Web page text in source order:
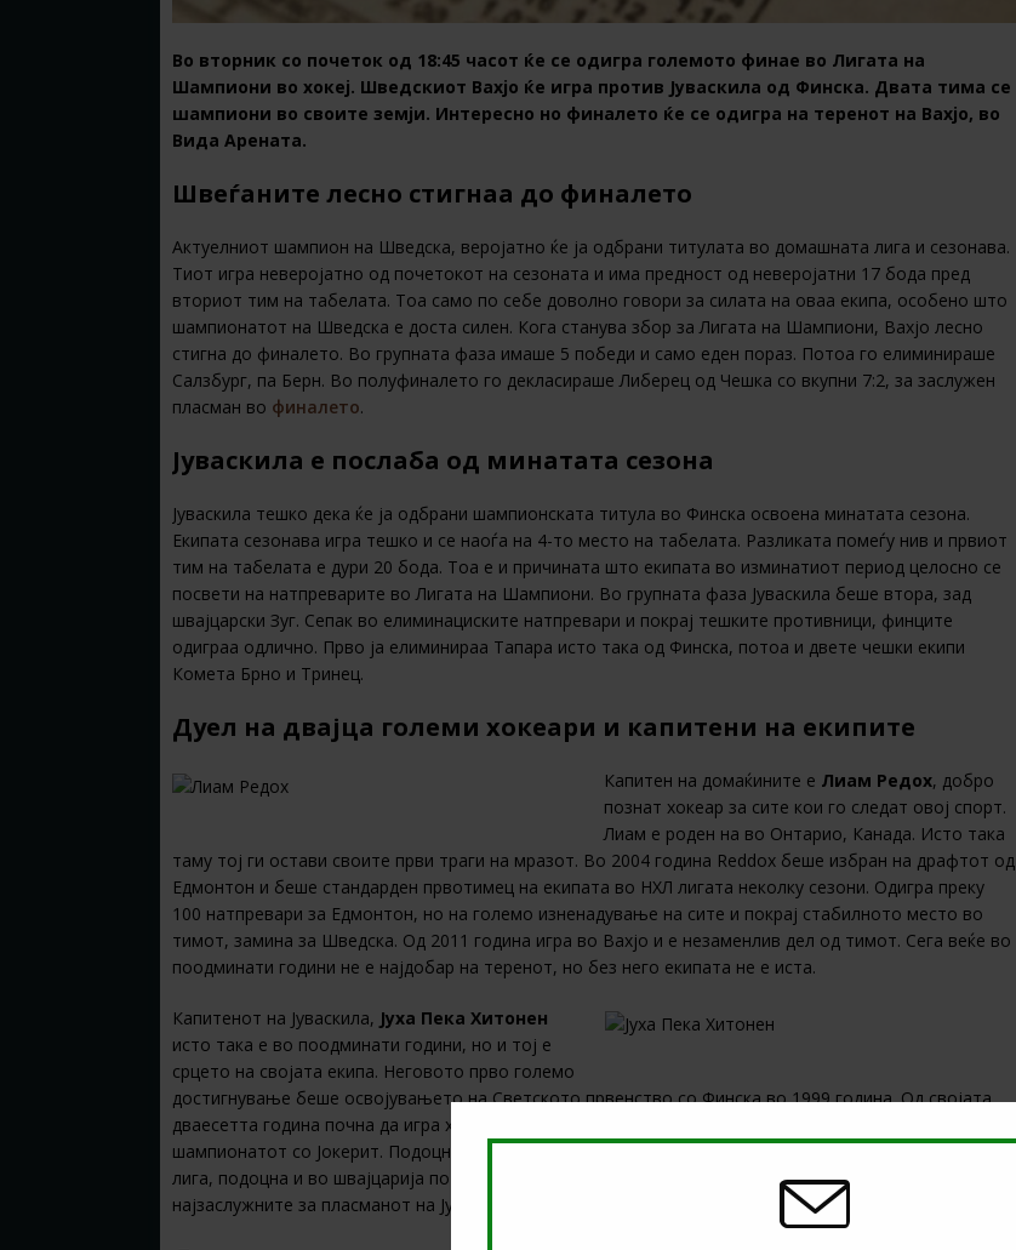
Во вторник со почеток од 18:45 часот ќе се одигра големото финае во Лигата на
Шампиони во хокеј. Шведскиот Вахјо ќе игра против Јуваскила од Финска. Двата тима се
шампиони во своите земји. Интересно но финалето ќе се одигра на теренот на Вахјо, во
Вида Арената.
Швеѓаните лесно стигнаа до финалето
Актуелниот шампион на Шведска, веројатно ќе ја одбрани титулата во домашната лига и сезонава.
Тиот игра неверојатно од почетокот на сезоната и има предност од неверојатни 17 бода пред
вториот тим на табелата. Тоа само по себе доволно говори за силата на оваа екипа, особено што
шампионатот на Шведска е доста силен. Кога станува збор за Лигата на Шампиони, Вахјо лесно
стигна до финалето. Во групната фаза имаше 5 победи и само еден пораз. Потоа го елиминираше
Салзбург, па Берн. Во полуфиналето го декласираше Либерец од Чешка со вкупни 7:2, за заслужен
пласман во финалето.
Јуваскила е послаба од минатата сезона
Јуваскила тешко дека ќе ја одбрани шампионската титула во Финска освоена минатата сезона.
Екипата сезонава игра тешко и се наоѓа на 4-то место на табелата. Разликата помеѓу нив и првиот
тим на табелата е дури 20 бода. Тоа е и причината што екипата во изминатиот период целосно се
посвети на натпреварите во Лигата на Шампиони. Во групната фаза Јуваскила беше втора, зад
швајцарски Зуг. Сепак во елиминациските натпревари и покрај тешките противници, финците
одиграа одлично. Прво ја елиминираа Тапара исто така од Финска, потоа и двете чешки екипи
Комета Брно и Тринец.
Дуел на двајца големи хокеари и капитени на екипите
Капитен на домаќините е Лиам Редох, добро
познат хокеар за сите кои го следат овој спорт.
Лиам е роден на во Онтарио, Канада. Исто така
таму тој ги остави своите први траги на мразот. Во 2004 година Reddox беше избран на драфтот од
Едмонтон и беше стандарден првотимец на екипата во НХЛ лигата неколку сезони. Одигра преку
100 натпревари за Едмонтон, но на големо изненадување на сите и покрај стабилното место во
тимот, замина за Шведска. Од 2011 година игра во Вахјо и е незаменлив дел од тимот. Сега веќе во
поодминати години не е најдобар на теренот, но без него екипата не е иста.
Капитенот на Јуваскила, Јуха Пека Хитонен
исто така е во поодминати години, но и тој е
срцето на својата екипа. Неговото прво големо
достигнување беше освојувањето на Светското првенство со Финска во 1999 година. Од својата
дваесетта година почна да игра хокеј во најдобрата финска лига. Три години подоцна, тој го освои
шампионатот со Јокерит. Подоцна освои уште неколку шампионки титули. Играше и во руската КХЛ
лига, подоцна и во швајцарија по што се врати дома. Со своето искуство, тој е еден од
најзаслужните за пласманот на Јуваскила во финалето на Лигата на Шампиони.